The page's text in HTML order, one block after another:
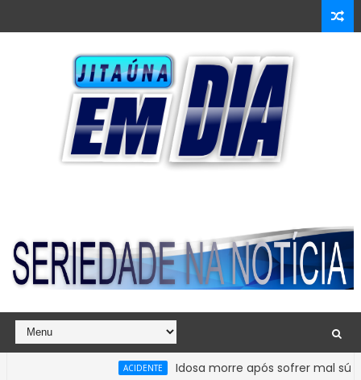
Idosa morre após sofrer mal súbito no